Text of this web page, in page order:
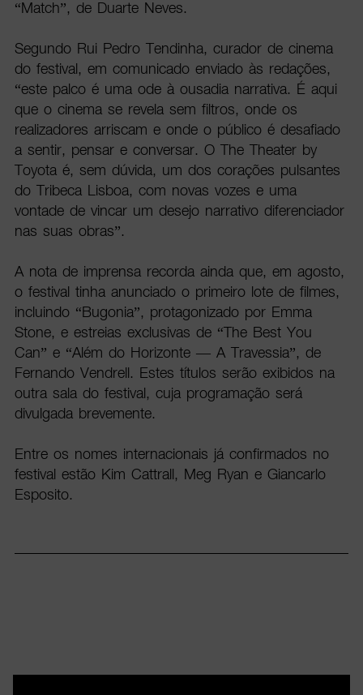
“Match”, de Duarte Neves.
Segundo Rui Pedro Tendinha, curador de cinema
do festival, em comunicado enviado às redações,
“este palco é uma ode à ousadia narrativa. É aqui
que o cinema se revela sem filtros, onde os
realizadores arriscam e onde o público é desafiado
a sentir, pensar e conversar. O The Theater by
Toyota é, sem dúvida, um dos corações pulsantes
do Tribeca Lisboa, com novas vozes e uma
vontade de vincar um desejo narrativo diferenciador
nas suas obras”.
A nota de imprensa recorda ainda que, em agosto,
o festival tinha anunciado o primeiro lote de filmes,
incluindo “Bugonia”, protagonizado por Emma
Stone, e estreias exclusivas de “The Best You
Can” e “Além do Horizonte — A Travessia”, de
Fernando Vendrell. Estes títulos serão exibidos na
outra sala do festival, cuja programação será
divulgada brevemente.
Entre os nomes internacionais já confirmados no
festival estão Kim Cattrall, Meg Ryan e Giancarlo
Esposito.